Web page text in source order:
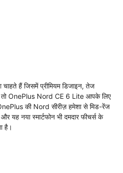
चाहते हैं जिसमें प्रीमियम डिजाइन, तेज
तो OnePlus Nord CE 6 Lite आपके लिए
की Nord सीरीज़ हमेशा से मिड-रेंज
यह नया स्मार्टफोन भी दमदार फीचर्स के
है।